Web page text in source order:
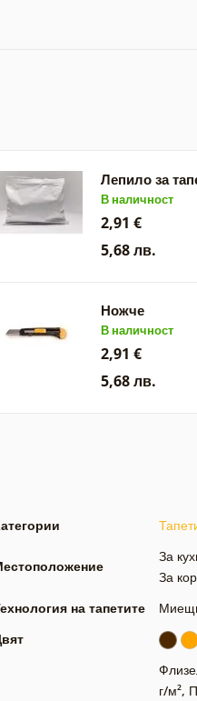
Лепило за
В наличност
2,91 €
5,68 лв.
Ножче
В наличност
2,91 €
5,68 лв.
За
За
на тапетите
г/м²,